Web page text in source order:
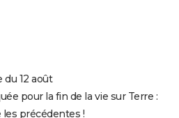
du 12 août
pour la fin de la vie sur Terre :
précédentes !